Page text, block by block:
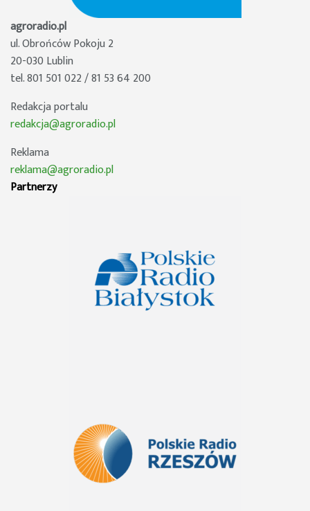
agroradio.pl
ul. Obrońców Pokoju 2
20-030 Lublin
tel. 801 501 022 / 81 53 64 200
Redakcja portalu
redakcja@agroradio.pl
Reklama
reklama@agroradio.pl
Partnerzy